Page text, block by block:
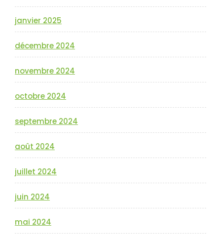
janvier 2025
décembre 2024
novembre 2024
octobre 2024
septembre 2024
août 2024
juillet 2024
juin 2024
mai 2024